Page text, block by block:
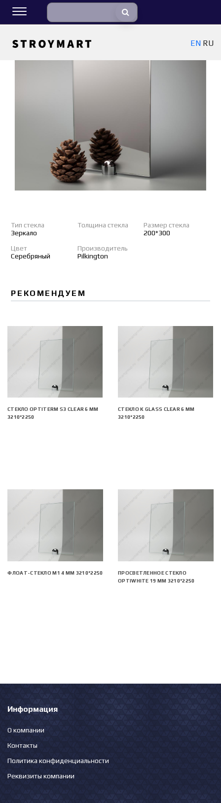
EN RU
Тип стекла
Зеркало
Толщина стекла
Размер стекла
200*300
Цвет
Серебряный
Производитель
Pilkington
РЕКОМЕНДУЕМ
СТЕКЛО OPTITERM S3 CLEAR 6 ММ
3210*2250
СТЕКЛО K GLASS CLEAR 6 ММ
3210*2250
ФЛОАТ-СТЕКЛО М1 4 ММ 3210*2250
ПРОСВЕТЛЕННОЕ СТЕКЛО
OPTIWHITE 19 ММ 3210*2250
Информация
О компании
Контакты
Политика конфиденциальности
Реквизиты компании